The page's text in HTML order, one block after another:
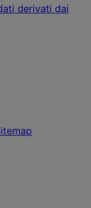
derivati dai